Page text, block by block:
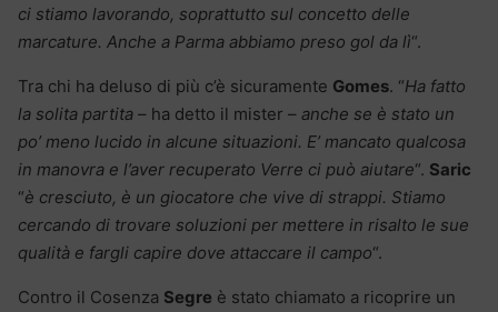
ci stiamo lavorando, soprattutto sul concetto delle
marcature. Anche a Parma abbiamo preso gol da lì“.
Tra chi ha deluso di più c’è sicuramente Gomes. “Ha fatto
la solita partita – ha detto il mister – anche se è stato un
po’ meno lucido in alcune situazioni. E’ mancato qualcosa
in manovra e l’aver recuperato Verre ci può aiutare“. Saric
“è cresciuto, è un giocatore che vive di strappi. Stiamo
cercando di trovare soluzioni per mettere in risalto le sue
qualità e fargli capire dove attaccare il campo“.
Contro il Cosenza Segre è stato chiamato a ricoprire un